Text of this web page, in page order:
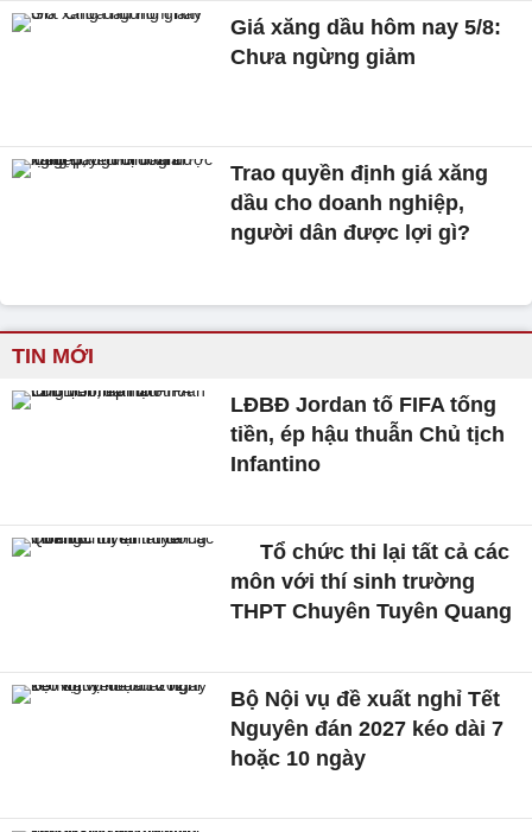
Giá xăng dầu hôm nay 5/8:
Chưa ngừng giảm
Trao quyền định giá xăng
dầu cho doanh nghiệp,
người dân được lợi gì?
TIN MỚI
LĐBĐ Jordan tố FIFA tống
tiền, ép hậu thuẫn Chủ tịch
Infantino
Tổ chức thi lại tất cả các
môn với thí sinh trường
THPT Chuyên Tuyên Quang
Bộ Nội vụ đề xuất nghỉ Tết
Nguyên đán 2027 kéo dài 7
hoặc 10 ngày